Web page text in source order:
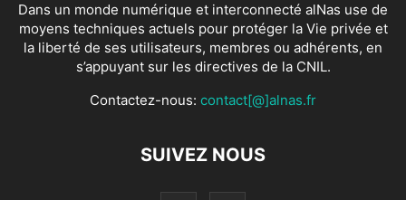
Dans un monde numérique et interconnecté alNas use de
moyens techniques actuels pour protéger la Vie privée et
la liberté de ses utilisateurs, membres ou adhérents, en
s’appuyant sur les directives de la CNIL.
Contactez-nous: contact[@]alnas.fr
SUIVEZ NOUS